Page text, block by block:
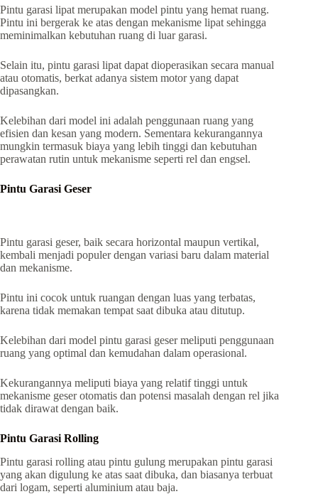
Pintu garasi lipat merupakan model pintu yang hemat ruang.
Pintu ini bergerak ke atas dengan mekanisme lipat sehingga
meminimalkan kebutuhan ruang di luar garasi.
Selain itu, pintu garasi lipat dapat dioperasikan secara manual
atau otomatis, berkat adanya sistem motor yang dapat
dipasangkan.
Kelebihan dari model ini adalah penggunaan ruang yang
efisien dan kesan yang modern. Sementara kekurangannya
mungkin termasuk biaya yang lebih tinggi dan kebutuhan
perawatan rutin untuk mekanisme seperti rel dan engsel.
Pintu Garasi Geser
Pintu garasi geser, baik secara horizontal maupun vertikal,
kembali menjadi populer dengan variasi baru dalam material
dan mekanisme.
Pintu ini cocok untuk ruangan dengan luas yang terbatas,
karena tidak memakan tempat saat dibuka atau ditutup.
Kelebihan dari model pintu garasi geser meliputi penggunaan
ruang yang optimal dan kemudahan dalam operasional.
Kekurangannya meliputi biaya yang relatif tinggi untuk
mekanisme geser otomatis dan potensi masalah dengan rel jika
tidak dirawat dengan baik.
Pintu Garasi Rolling
Pintu garasi rolling atau pintu gulung merupakan pintu garasi
yang akan digulung ke atas saat dibuka, dan biasanya terbuat
dari logam, seperti aluminium atau baja.